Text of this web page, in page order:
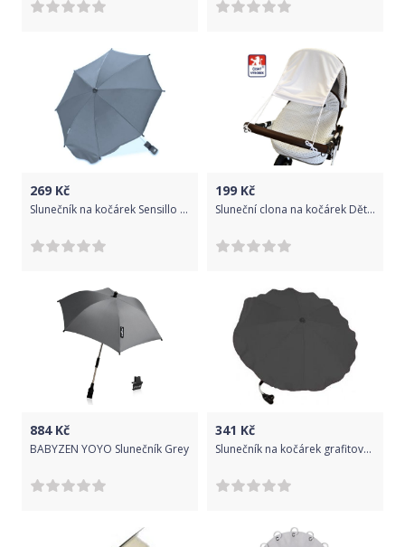
269 Kč
Slunečník na kočárek Sensillo slonová šedá
199 Kč
Sluneční clona na kočárek Dětský svět Mobile bavlněná bílá
884Kč
BABYZEN YOYO Slunečník Grey
341 Kč
Slunečník na kočárek grafitový, Šedá